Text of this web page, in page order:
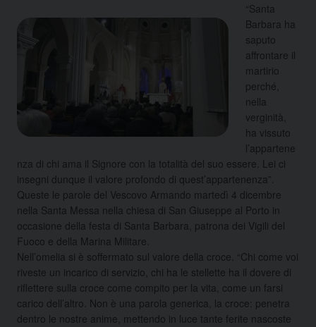
“Santa
Barbara ha
saputo
affrontare il
martirio
perché,
nella
verginità,
ha vissuto
l’appartene
nza di chi ama il Signore con la totalità del suo essere. Lei ci
insegni dunque il valore profondo di quest’appartenenza”.
Queste le parole del Vescovo Armando martedì 4 dicembre
nella Santa Messa nella chiesa di San Giuseppe al Porto in
occasione della festa di Santa Barbara, patrona dei Vigili del
Fuoco e della Marina Militare.
Nell’omelia si è soffermato sul valore della croce. “Chi come voi
riveste un incarico di servizio, chi ha le stellette ha il dovere di
riflettere sulla croce come compito per la vita, come un farsi
carico dell’altro. Non è una parola generica, la croce: penetra
dentro le nostre anime, mettendo in luce tante ferite nascoste